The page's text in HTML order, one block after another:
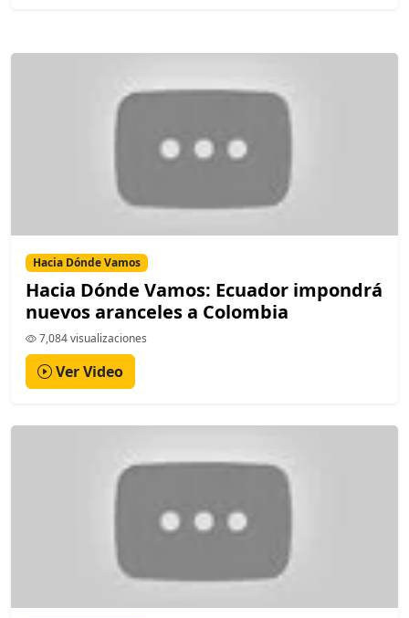
Hacia Dónde Vamos
Hacia Dónde Vamos: Ecuador impondrá
nuevos aranceles a Colombia
7,084 visualizaciones
Ver Video